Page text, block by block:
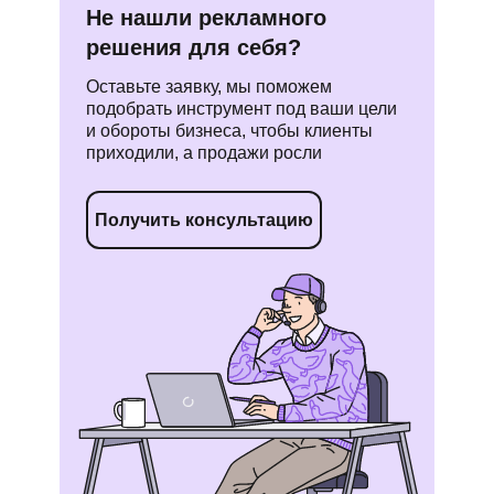
или разработка дизайнерами под ключ
от Яндекс Директа и Авито до Телеграма —
там, где есть ваша аудитория
на Wildberries и Ozon — подключение в пару
кликов
Не нашли рекламного
решения для себя?
Оставьте заявку, мы поможем
подобрать инструмент под ваши цели
и обороты бизнеса, чтобы клиенты
приходили, а продажи росли
Получить консультацию